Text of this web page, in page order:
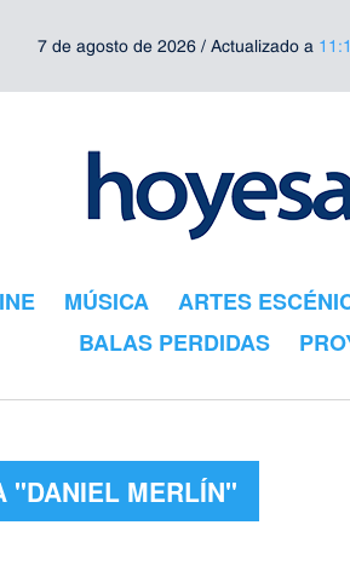
7 de agosto de 2026 / Actualizado a
MÚSICA ARTES
BALAS PERDIDAS
"DANIEL MERLÍN"